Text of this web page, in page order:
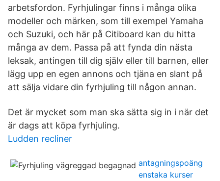
arbetsfordon. Fyrhjulingar finns i många olika
modeller och märken, som till exempel Yamaha
och Suzuki, och här på Citiboard kan du hitta
många av dem. Passa på att fynda din nästa
leksak, antingen till dig själv eller till barnen, eller
lägg upp en egen annons och tjäna en slant på
att sälja vidare din fyrhjuling till någon annan.
Det är mycket som man ska sätta sig in i när det
är dags att köpa fyrhjuling.
Ludden recliner
antagningspoäng
enstaka kurser